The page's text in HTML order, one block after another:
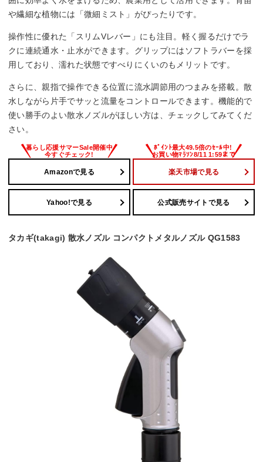
や繊細な植物には「微細ミスト」がぴったりです。
操作性に優れた「スリムVレバー」にも注目。軽く握るだけでラ
クに連続通水・止水ができます。グリップにはソフトラバーを採
用しており、濡れた状態ですべりにくいのもメリットです。
さらに、親指で操作できる位置に流水調節用のつまみを搭載。散
水しながら片手でサッと流量をコントロールできます。機能的で
使い勝手のよい散水ノズルがほしい方は、チェックしてみてくだ
さい。
Amazonで見る 楽天市場で見る
Yahoo!で見る 公式販売サイトで見る
タカギ(takagi) 散水ノズル コンパクトメタルノズル QG1583